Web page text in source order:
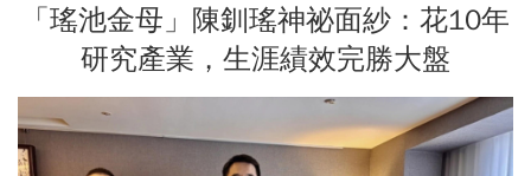
「瑤池金母」陳釧瑤神祕面紗：花10年
研究產業，生涯績效完勝大盤